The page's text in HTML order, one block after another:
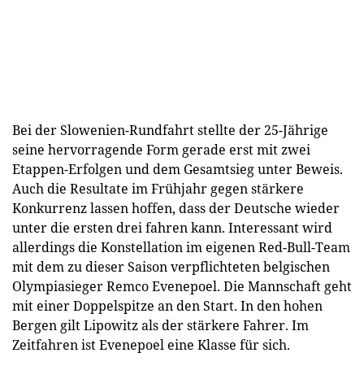
Bei der Slowenien-Rundfahrt stellte der 25-Jährige
seine hervorragende Form gerade erst mit zwei
Etappen-Erfolgen und dem Gesamtsieg unter Beweis.
Auch die Resultate im Frühjahr gegen stärkere
Konkurrenz lassen hoffen, dass der Deutsche wieder
unter die ersten drei fahren kann. Interessant wird
allerdings die Konstellation im eigenen Red-Bull-Team
mit dem zu dieser Saison verpflichteten belgischen
Olympiasieger Remco Evenepoel. Die Mannschaft geht
mit einer Doppelspitze an den Start. In den hohen
Bergen gilt Lipowitz als der stärkere Fahrer. Im
Zeitfahren ist Evenepoel eine Klasse für sich.